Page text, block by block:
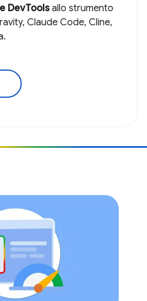
DevToolsallo strumento
Claude Code, Cline,